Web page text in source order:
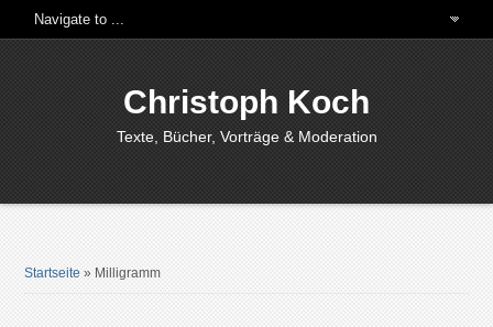
Christoph Koch
Texte, Bücher, Vorträge & Moderation
Startseite » Milligramm